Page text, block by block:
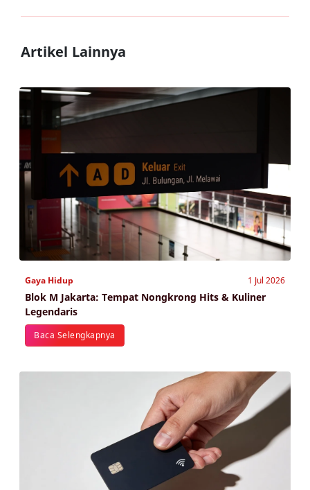
Artikel Lainnya
Gaya Hidup 1 Jul 2026
Blok M Jakarta: Tempat Nongkrong Hits & Kuliner
Legendaris
Baca Selengkapnya